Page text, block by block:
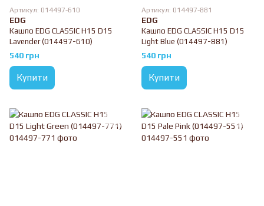
Артикул: 014497-610
EDG
Кашпо EDG CLASSIC H15 D15
Lavender (014497-610)
540 грн
Купити
Артикул: 014497-881
EDG
Кашпо EDG CLASSIC H15 D15
Light Blue (014497-881)
540 грн
Купити